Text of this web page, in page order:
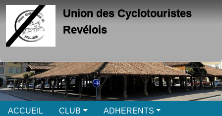
Union des Cyclotouristes
Revélois
ACCUEIL CLUB ADHERENTS
Panneau de gestion des cookies